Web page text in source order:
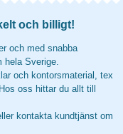
och billigt!
och med snabba
hela Sverige.
och kontorsmaterial, tex
oss hittar du allt till
kontakta kundtjänst om